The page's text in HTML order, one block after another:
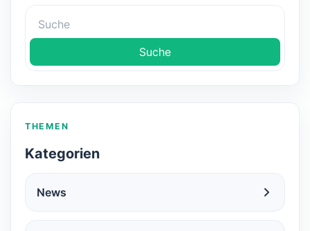
Suche
THEMEN
Kategorien
News